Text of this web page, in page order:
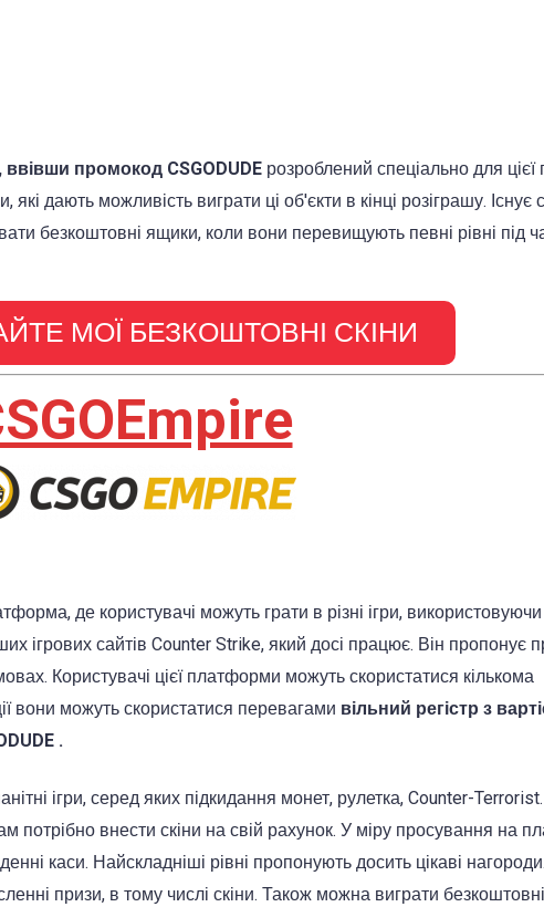
ввівши промокод CSGODUDE розроблений спеціально для цієї
дають можливість виграти ці об'єкти в кінці розіграшу. Існує
безкоштовні ящики, коли вони перевищують певні рівні під
МОЇ БЕЗКОШТОВНІ СКІНИ
де користувачі можуть грати в різні ігри, використовуючи
ігрових сайтів Counter Strike, який досі працює. Він пропонує
Користувачі цієї платформи можуть скористатися кількома
вони можуть скористатися перевагами вільний регістр з
.
ігри, серед яких підкидання монет, рулетка, Counter-
потрібно внести скіни на свій рахунок. У міру просування на
каси. Найскладніші рівні пропонують досить цікаві нагороди.
призи, в тому числі скіни. Також можна виграти